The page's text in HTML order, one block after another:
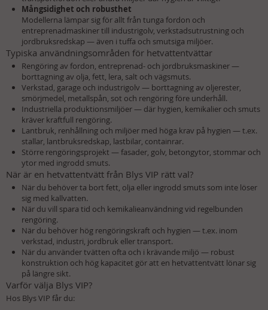
Mångsidighet och robusthet
Modellerna lämpar sig för allt från tunga fordon och
entreprenadmaskiner till industrigolv, verkstadsutrustning och
jordbruksredskap — även i tuffa och smutsiga miljöer.
Typiska användningsområden för hetvattentvättar
Rengöring av fordon, entreprenad- och jordbruksmaskiner —
borttagning av olja, fett, lera, salt och vägsmuts.
Verkstad, garage och industrigolv — borttagning av oljerester,
smörjmedel, metallspån, sot och rengöring före underhåll.
Industriella produktionsmiljöer — där hygien, kemikalier och smuts
kräver kraftfull rengöring.
Lantbruk, renhållning och miljöer med höga krav på hygien — t.ex.
stallar, lantbruksredskap, lastbilar, containrar.
Större rengöringsprojekt — fasader, golv, betongytor, stommar och
ytor med ingrodd smuts.
När är en hetvattentvätt från Blys VIP rätt val?
När du behöver ta bort fett, olja eller ingrodd smuts som inte löser
sig med kallvatten.
När du vill spara tid och kemikalieanvändning vid regelbunden
rengöring.
När du behöver hög rengöringskraft och hygien — t.ex. inom
verkstad, industri, jordbruk eller transport.
När du använder tvätten ofta och i krävande miljö — robust
konstruktion och hög kapacitet gör att en hetvattentvätt lönar sig
på längre sikt.
Varför välja Blys VIP?
Hos Blys VIP får du: